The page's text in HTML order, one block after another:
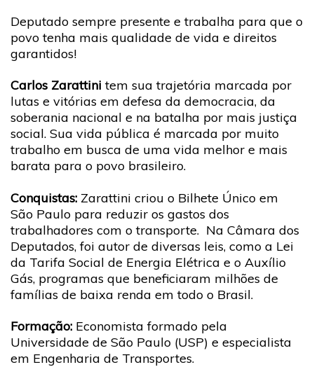
Deputado sempre presente e trabalha para que o
povo tenha mais qualidade de vida e direitos
garantidos!
Carlos Zarattinitem sua trajetória marcada por
lutas e vitórias em defesa da democracia, da
soberania nacional e na batalha por mais justiça
social. Sua vida pública é marcada por muito
trabalho em busca de uma vida melhor e mais
barata para o povo brasileiro.
Conquistas: Zarattini criou o Bilhete Único em
São Paulo para reduzir os gastos dos
trabalhadores com o transporte. Na Câmara dos
Deputados, foi autor de diversas leis, como a Lei
da Tarifa Social de Energia Elétrica e o Auxílio
Gás, programas que beneficiaram milhões de
famílias de baixa renda em todo o Brasil.
Formação: Economista formado pela
Universidade de São Paulo (USP) e especialista
em Engenharia de Transportes.